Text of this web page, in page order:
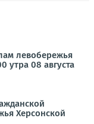
левобережья
утра 08 августа
Херсонской